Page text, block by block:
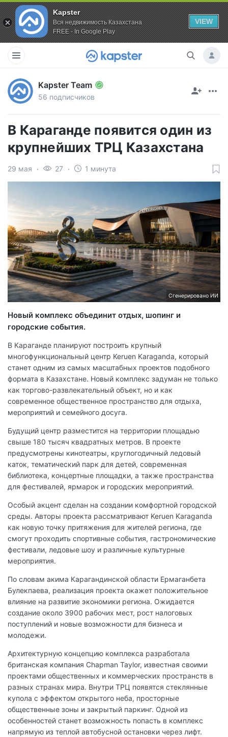
Kapster
Вся недвижимость Казахстана
FREE - In Google Play
VIEW
Kapster Team
56 подписчиков
В Караганде появится один из
крупнейших ТРЦ Казахстана
29 мая 27 1 минута
Сгенерировано ИИ
Новый комплекс объединит отдых, шопинг и
городские события.
В Караганде планируют построить крупный
многофункциональный центр Keruen Karaganda, который
станет одним из самых масштабных проектов подобного
формата в Казахстане. Новый комплекс задуман не только
как торгово-развлекательный объект, но и как
современное общественное пространство для отдыха,
мероприятий и семейного досуга.
Будущий центр разместится на территории площадью
свыше 180 тысяч квадратных метров. В проекте
предусмотрены кинотеатры, круглогодичный ледовый
каток, тематический парк для детей, современная
библиотека, концертные площадки, а также пространства
для фестивалей, ярмарок и городских мероприятий.
Особый акцент сделан на создании комфортной городской
среды. Авторы проекта рассматривают Keruen Karaganda
как новую точку притяжения для жителей региона, где
смогут проходить спортивные события, гастрономические
фестивали, ледовые шоу и различные культурные
мероприятия.
По словам акима Карагандинской области Ермаганбета
Булекпаева, реализация проекта окажет положительное
влияние на развитие экономики региона. Ожидается
создание около 3900 рабочих мест, рост налоговых
поступлений и новые возможности для бизнеса и
молодежи.
Архитектурную концепцию комплекса разработала
британская компания Chapman Taylor, известная своими
проектами общественных и коммерческих пространств в
разных странах мира. Внутри ТРЦ появятся стеклянные
купола с эффектом открытого неба, просторные
общественные зоны и закрытый паркинг. Одной из
особенностей станет возможность попасть в комплекс
напрямую из теплой автобусной остановки через лифт.